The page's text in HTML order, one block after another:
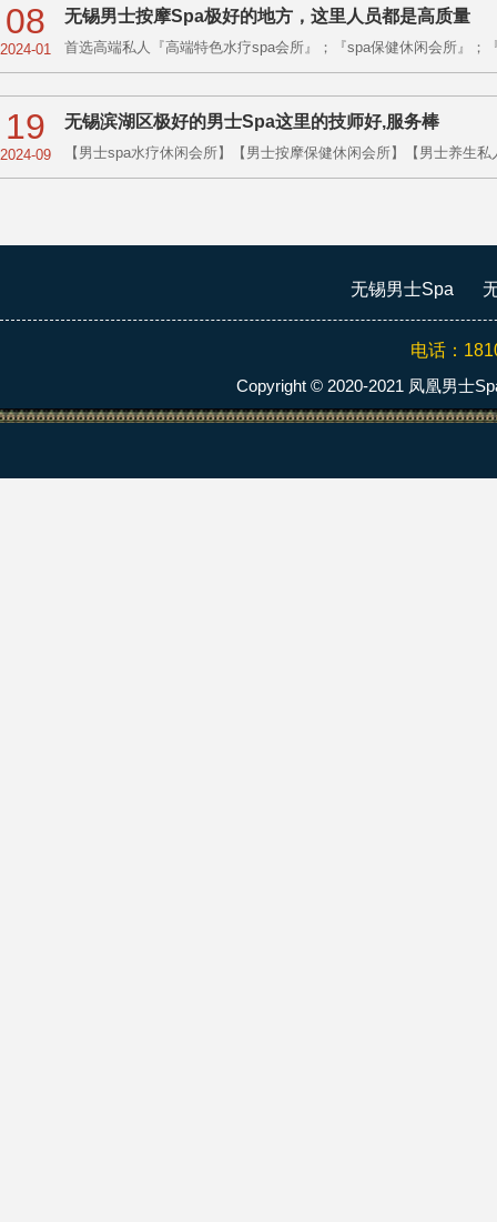
08
2024-01
无锡男士按摩Spa极好的地方，这里人员都是高质量
首选高端私人『高端特色水疗spa会所』；『spa保健休闲会所』；
19
2024-09
无锡滨湖区极好的男士Spa这里的技师好,服务棒
【男士spa水疗休闲会所】【男士按摩保健休闲会所】【男士养生
无锡男士Spa
电话：
Copyright © 2020-2021 凤凰男士